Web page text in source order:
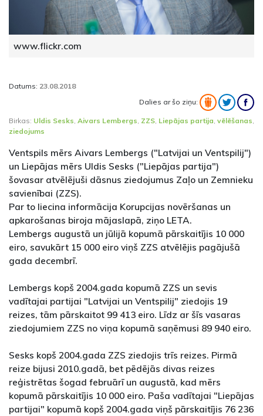
www.flickr.com
Datums: 23.08.2018
Dalies ar šo ziņu:
Birkas: Uldis Sesks, Aivars Lembergs, ZZS, Liepājas partija, vēlēšanas,
ziedojums
Ventspils mērs Aivars Lembergs ("Latvijai un Ventspilij")
un Liepājas mērs Uldis Sesks ("Liepājas partija")
šovasar atvēlējuši dāsnus ziedojumus Zaļo un Zemnieku
savienībai (ZZS).
Par to liecina informācija Korupcijas novēršanas un
apkarošanas biroja mājaslapā, ziņo LETA.
Lembergs augustā un jūlijā kopumā pārskaitījis 10 000
eiro, savukārt 15 000 eiro viņš ZZS atvēlējis pagājušā
gada decembrī.
Lembergs kopš 2004.gada kopumā ZZS un sevis
vadītajai partijai "Latvijai un Ventspilij" ziedojis 19
reizes, tām pārskaitot 99 413 eiro. Līdz ar šīs vasaras
ziedojumiem ZZS no viņa kopumā saņēmusi 89 940 eiro.
Sesks kopš 2004.gada ZZS ziedojis trīs reizes. Pirmā
reize bijusi 2010.gadā, bet pēdējās divas reizes
reģistrētas šogad februārī un augustā, kad mērs
kopumā pārskaitījis 10 000 eiro. Paša vadītajai "Liepājas
partijai" kopumā kopš 2004.gada viņš pārskaitījis 76 236